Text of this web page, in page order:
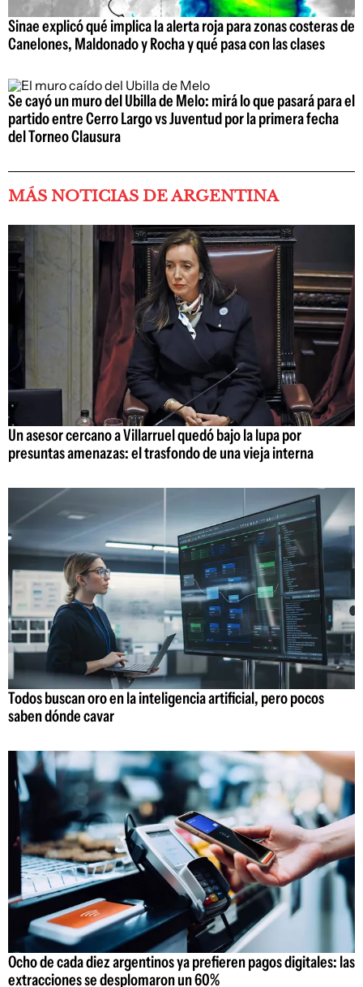
Sinae explicó qué implica la alerta roja para zonas costeras de
Canelones, Maldonado y Rocha y qué pasa con las clases
Se cayó un muro del Ubilla de Melo: mirá lo que pasará para el
partido entre Cerro Largo vs Juventud por la primera fecha
del Torneo Clausura
MÁS NOTICIAS DE ARGENTINA
Un asesor cercano a Villarruel quedó bajo la lupa por
presuntas amenazas: el trasfondo de una vieja interna
Todos buscan oro en la inteligencia artificial, pero pocos
saben dónde cavar
Ocho de cada diez argentinos ya prefieren pagos digitales: las
extracciones se desplomaron un 60%